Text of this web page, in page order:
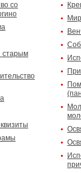
со
старым